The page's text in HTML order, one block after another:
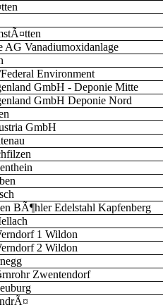
AG Vanadiumoxidanlage
Environment
GmbH - Deponie Mitte
GmbH Deponie Nord
GmbH
BÃ¶hler Edelstahl Kapfenberg
1 Wildon
2 Wildon
Zwentendorf